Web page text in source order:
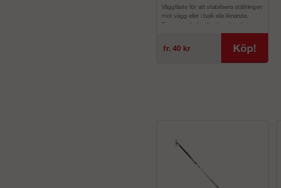
Väggfäste för att stabilisera ställningen
mot vägg eller i balk elle liknande.
Denna används ofta i kombination m...
fr. 40 kr Köp!